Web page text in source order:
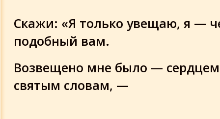
Скажи: «Я только увещаю, я —
подобный вам.
Возвещено мне было — сердцем
святым словам, —